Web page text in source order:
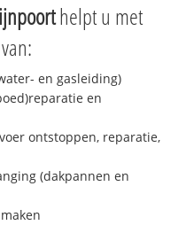
helpt u met
en gasleiding)
en
ontstoppen, reparatie,
(dakpannen en